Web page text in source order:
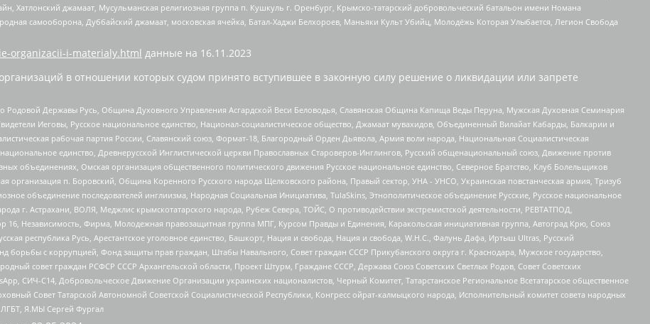
Хатлонский джамаат, Мусульманская религиозная группа п. Кушкуль г. Оренбург, Крымско-татарский добровольческий батальон имени Номана
самооборона, Дуббайский джамаат, московская ячейка, Батал-Хаджи Белхороев, Маньяки Культ Убийц, Молодёжь Которая Улыбается, Легион Свобода
organizacii-i-materialy.html данные на 16.11.2023
в отношении которых судом принято вступившее в законную силу решение о ликвидации или запрете
Родовой Державы Русь, Община Духовного Управления Асгардской Веси Беловодья, Славянская Община Капища Веды Перуна, Мужская Духовная Семинария
Иеговы, Русское национальное единство, Национал-социалистическое общество, Джамаат мувахидов, Объединенный Вилайат Кабарды, Балкарии и
рабочая партия России, Славянский союз, Формат-18, Благородный Орден Дьявола, Армия воли народа, Национальная Социалистическая
единство, Древнерусской Инглистической церкви Православных Староверов-Инглингов, Русский общенациональный союз, Движение против
объединениях, Омская организация общественного политического движения Русское национальное единство, Северное Братство, Клуб Болельщиков
организация п. Боровский, Община Коренного Русского народа Щелковского района, Правый сектор, УНА - УНСО, Украинская повстанческая армия, Тризуб
объединение последователей инглиизма, Народная Социальная Инициатива, TulaSkins, Этнополитическое объединение Русские, Русское национальное
г. Астрахани, ВОЛЯ, Меджлис крымскотатарского народа, Рубеж Севера, ТОЙС, О противодействии экстремистской деятельности, РЕВТАТПОД,
Независимость, Фирма, Молодежная правозащитная группа МПГ, Курсом Правды и Единения, Каракольская инициативная группа, Автоград Крю, Союз
республика Русь, Арестантское уголовное единство, Башкорт, Нация и свобода, Нация и свобода, W.H.С., Фалунь Дафа, Иртыш Ultras, Русский
с коррупцией, Фонд защиты прав граждан, Штабы Навального, Совет граждан СССР Прикубанского округа г. Краснодара, Мужское государство,
совет граждан РСФСР СССР Архангельской области, Проект Штурм, Граждане СССР, Держава Союз Советских Светлых Родов, Совет Советских
СИЧ-С14, Добровольческое Движение Организации украинских националистов, Черный Комитет, Татарстанское Региональное Всетатарское общественное
Совет Татарской Автономной Советской Социалистической Республики, Конгресс ойрат-калмыцкого народа, Исполнительный комитет совета народных
ЛГБТ, Я.МЫ Сергей Фургал